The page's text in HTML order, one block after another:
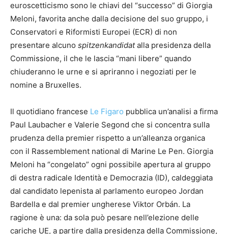
euroscetticismo sono le chiavi del “successo” di Giorgia
Meloni, favorita anche dalla decisione del suo gruppo, i
Conservatori e Riformisti Europei (ECR) di non
presentare alcuno spitzenkandidatalla presidenza della
Commissione, il che le lascia “mani libere” quando
chiuderanno le urne e si apriranno i negoziati per le
nomine a Bruxelles.
Il quotidiano francese Le Figaro pubblica un’analisi a firma
Paul Laubacher e Valerie Segond che si concentra sulla
prudenza della premier rispetto a un’alleanza organica
con il Rassemblement national di Marine Le Pen. Giorgia
Meloni ha “congelato” ogni possibile apertura al gruppo
di destra radicale Identità e Democrazia (ID), caldeggiata
dal candidato lepenista al parlamento europeo Jordan
Bardella e dal premier ungherese Viktor Orbán. La
ragione è una: da sola può pesare nell’elezione delle
cariche UE, a partire dalla presidenza della Commissione,